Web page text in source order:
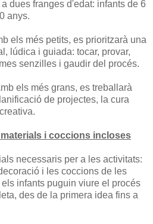
dues franges d'edat: infants de 6
anys.
els més petits, es prioritzarà una
lúdica i guiada: tocar, provar,
senzilles i gaudir del procés.
els més grans, es treballarà
de projectes, la cura
i coccions incloses
necessaris per a les activitats:
i les coccions de les
infants puguin viure el procés
des de la primera idea fins a